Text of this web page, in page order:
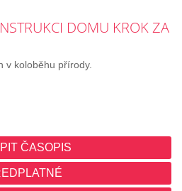
DOMU KROK ZA
v koloběhu přírody.
ČASOPIS